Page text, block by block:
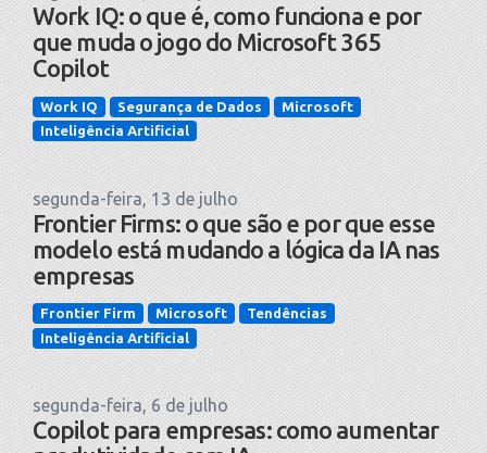
Work IQ: o que é, como funciona e por
que muda o jogo do Microsoft 365
Copilot
Work IQ Segurança de Dados
Microsoft
Inteligência Artificial
segunda-feira, 13 de julho
Frontier Firms: o que são e por que esse
modelo está mudando a lógica da IA nas
empresas
Frontier Firm Microsoft
Tendências
Inteligência Artificial
segunda-feira, 6 de julho
Copilot para empresas: como aumentar